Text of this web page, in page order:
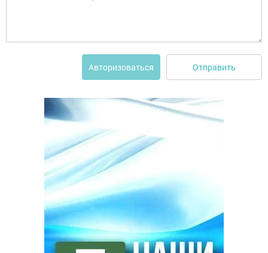
Авторизоваться Отправить